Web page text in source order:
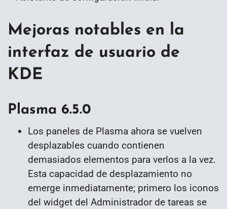
Mejoras notables en la
interfaz de usuario de
KDE
Plasma 6.5.0
Los paneles de Plasma ahora se vuelven
desplazables cuando contienen
demasiados elementos para verlos a la vez.
Esta capacidad de desplazamiento no
emerge inmediatamente; primero los iconos
del widget del Administrador de tareas se